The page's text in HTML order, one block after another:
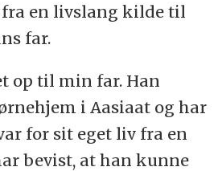
en livslang kilde til
far.
op til min far. Han
i Aasiaat og har
for sit eget liv fra en
bevist, at han kunne